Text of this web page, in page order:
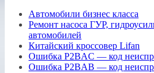
Автомобили бизнес класса
Ремонт насоса ГУР,
автомобилей
Китайский кроссовер Lifan
Ошибка P2BAC — код
Ошибка P2BAB — код